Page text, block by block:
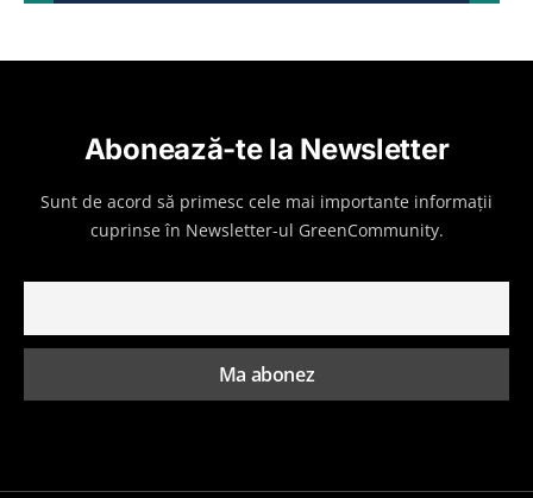
Abonează-te la Newsletter
Sunt de acord să primesc cele mai importante informații
cuprinse în Newsletter-ul GreenCommunity.